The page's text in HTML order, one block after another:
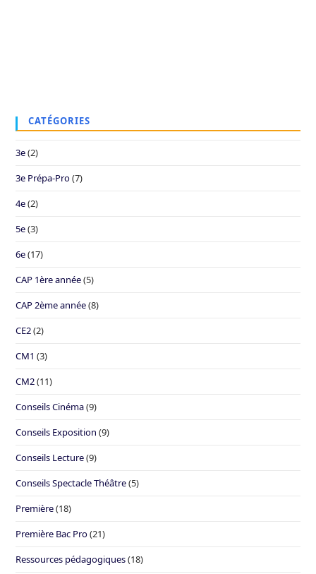
CATÉGORIES
3e(2)
3e Prépa-Pro(7)
4e(2)
5e(3)
6e(17)
CAP 1ère année(5)
CAP 2ème année(8)
CE2(2)
CM1 (3)
CM2(11)
Conseils Cinéma(9)
Conseils Exposition (9)
Conseils Lecture(9)
Conseils Spectacle Théâtre(5)
Première(18)
Première Bac Pro(21)
Ressources pédagogiques(18)